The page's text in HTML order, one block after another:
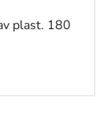
plast. 180